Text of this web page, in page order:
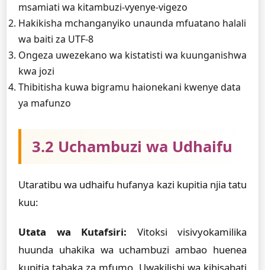
msamiati wa kitambuzi-vyenye-vigezo
Hakikisha mchanganyiko unaunda mfuatano halali
wa baiti za UTF-8
Ongeza uwezekano wa kistatisti wa kuunganishwa
kwa jozi
Thibitisha kuwa bigramu haionekani kwenye data
ya mafunzo
3.2 Uchambuzi wa Udhaifu
Utaratibu wa udhaifu hufanya kazi kupitia njia tatu
kuu:
Utata wa Kutafsiri: Vitoksi visivyokamilika
huunda uhakika wa uchambuzi ambao huenea